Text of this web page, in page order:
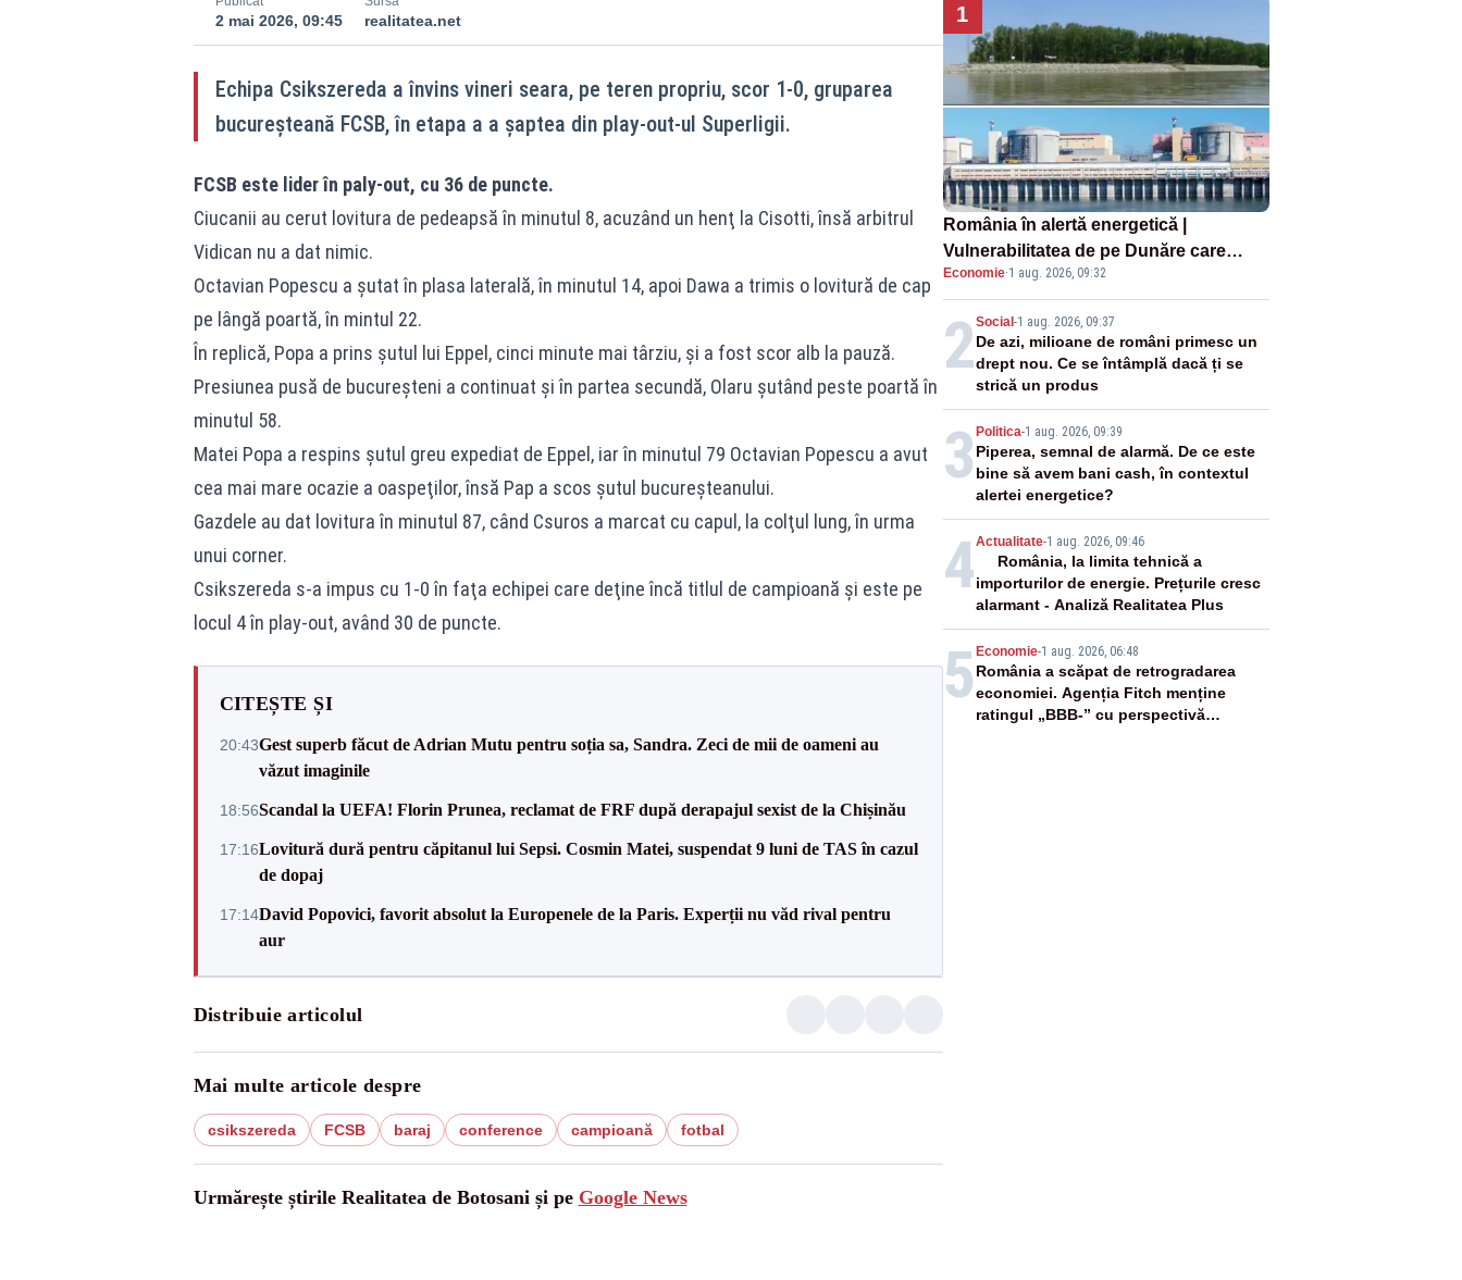
2 mai 2026, 09:45 realitatea.net
Echipa Csikszereda a învins vineri seara, pe teren propriu, scor 1-0, gruparea
bucureşteană FCSB, în etapa a a şaptea din play-out-ul Superligii.
FCSB este lider în paly-out, cu 36 de puncte.
Ciucanii au cerut lovitura de pedeapsă în minutul 8, acuzând un henţ la Cisotti, însă arbitrul
Vidican nu a dat nimic.
Octavian Popescu a şutat în plasa laterală, în minutul 14, apoi Dawa a trimis o lovitură de cap
pe lângă poartă, în mintul 22.
În replică, Popa a prins şutul lui Eppel, cinci minute mai târziu, şi a fost scor alb la pauză.
Presiunea pusă de bucureşteni a continuat şi în partea secundă, Olaru şutând peste poartă în
minutul 58.
Matei Popa a respins şutul greu expediat de Eppel, iar în minutul 79 Octavian Popescu a avut
cea mai mare ocazie a oaspeţilor, însă Pap a scos şutul bucureşteanului.
Gazdele au dat lovitura în minutul 87, când Csuros a marcat cu capul, la colţul lung, în urma
unui corner.
Csikszereda s-a impus cu 1-0 în faţa echipei care deţine încă titlul de campioană şi este pe
locul 4 în play-out, având 30 de puncte.
CITEȘTE ȘI
20:43Gest superb făcut de Adrian Mutu pentru soția sa, Sandra. Zeci de mii de oameni au
văzut imaginile
18:56Scandal la UEFA! Florin Prunea, reclamat de FRF după derapajul sexist de la Chișinău
17:16Lovitură dură pentru căpitanul lui Sepsi. Cosmin Matei, suspendat 9 luni de TAS în cazul
de dopaj
17:14David Popovici, favorit absolut la Europenele de la Paris. Experții nu văd rival pentru
aur
Distribuie articolul
Mai multe articole despre
csikszereda FCSB baraj conference campioană fotbal
Urmărește știrile Realitatea de Botosani și pe Google News
1
România în alertă energetică |
Vulnerabilitatea de pe Dunăre care
pune în pericol Centrala Cernavodă era
cunoscută de pe vremea lui Ceaușescu
Economie·1 aug. 2026, 09:32
2Social -1 aug. 2026, 09:37
De azi, milioane de români primesc un
drept nou. Ce se întâmplă dacă ți se
strică un produs
3 Politica-1 aug. 2026, 09:39
Piperea, semnal de alarmă. De ce este
bine să avem bani cash, în contextul
alertei energetice?
4Actualitate-1 aug. 2026, 09:46
România, la limita tehnică a
importurilor de energie. Prețurile cresc
alarmant - Analiză Realitatea Plus
5 Economie-1 aug. 2026, 06:48
România a scăpat de retrogradarea
economiei. Agenția Fitch menține
ratingul „BBB-” cu perspectivă